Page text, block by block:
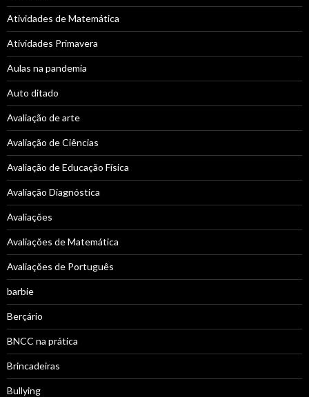
Atividades de Matemática
Atividades Primavera
Aulas na pandemia
Auto ditado
Avaliação de arte
Avaliação de Ciências
Avaliação de Educação Física
Avaliação Diagnóstica
Avaliações
Avaliações de Matemática
Avaliações de Português
barbie
Berçário
BNCC na prática
Brincadeiras
Bullying